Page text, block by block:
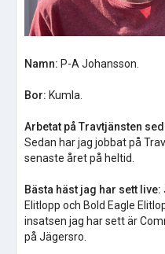
Namn: P-A Johansson.
Bor: Kumla.
Arbetat på Travtjänsten
Sedan har jag jobbat på
senaste året på heltid.
Bästa häst jag har sett live:
Elitlopp och Bold Eagle
insatsen jag har sett är
på Jägersro.